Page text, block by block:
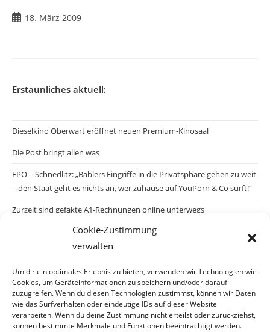
Cookie-Zustimmung
verwalten
Um dir ein optimales Erlebnis zu bieten, verwenden wir Technologien wie
Cookies, um Geräteinformationen zu speichern und/oder darauf
zuzugreifen. Wenn du diesen Technologien zustimmst, können wir Daten
wie das Surfverhalten oder eindeutige IDs auf dieser Website
verarbeiten. Wenn du deine Zustimmung nicht erteilst oder zurückziehst,
können bestimmte Merkmale und Funktionen beeinträchtigt werden.
Beitrag18. März 2009
Erstaunliches aktuell:
Dieselkino Oberwart eröffnet neuen Premium-Kinosaal
Die Post bringt allen was
FPÖ – Schnedlitz: „Bablers Eingriffe in die Privatsphäre gehen zu weit
– den Staat geht es nichts an, wer zuhause auf YouPorn & Co surft!“
Zurzeit sind gefakte A1-Rechnungen online unterwegs
Salzburgs Juden und ihre Sicherheit: „Erst nach einem Anschlag wäre
die Gefahr endlich konkret!“
Biologisches Wunder in Ceuta
Ein vermeintliches Abschiebemärchen